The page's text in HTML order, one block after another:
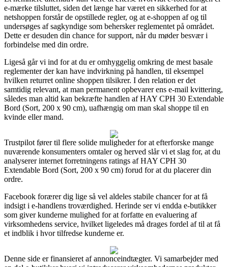
e-mærke tilsluttet, siden det længe har været en sikkerhed for at
netshoppen forstår de opstillede regler, og at e-shoppen af og til
undersøges af sagkyndige som behersker reglementet på området.
Dette er desuden din chance for support, når du møder besvær i
forbindelse med din ordre.
Ligeså går vi ind for at du er omhyggelig omkring de mest basale
reglementer der kan have indvirkning på handlen, til eksempel
hvilken returret online shoppen tilsikrer. I den relation er det
samtidig relevant, at man permanent opbevarer ens e-mail kvittering,
således man altid kan bekræfte handlen af HAY CPH 30 Extendable
Bord (Sort, 200 x 90 cm), uafhængig om man skal shoppe til en
kvinde eller mand.
Trustpilot fører til flere solide muligheder for at efterforske mange
nuværende konsumenters omtaler og herved slår vi et slag for, at du
analyserer internet forretningens ratings af HAY CPH 30
Extendable Bord (Sort, 200 x 90 cm) forud for at du placerer din
ordre.
Facebook forærer dig lige så vel aldeles stabile chancer for at få
indsigt i e-handlens troværdighed. Herinde ser vi endda e-butikker
som giver kunderne mulighed for at forfatte en evaluering af
virksomhedens service, hvilket ligeledes må drages fordel af til at få
et indblik i hvor tilfredse kunderne er.
Denne side er finansieret af annonceindtægter. Vi samarbejder med